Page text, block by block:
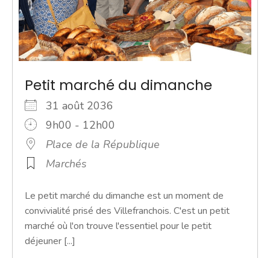
Petit marché du dimanche
31 août 2036
9h00 - 12h00
Place de la République
Marchés
Le petit marché du dimanche est un moment de
convivialité prisé des Villefranchois. C'est un petit
marché où l'on trouve l'essentiel pour le petit
déjeuner [...]